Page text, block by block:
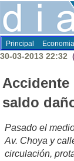
Principal Economia
30-03-2013 22:32
saldo
Pasado el
Av. Choya y
circulación,